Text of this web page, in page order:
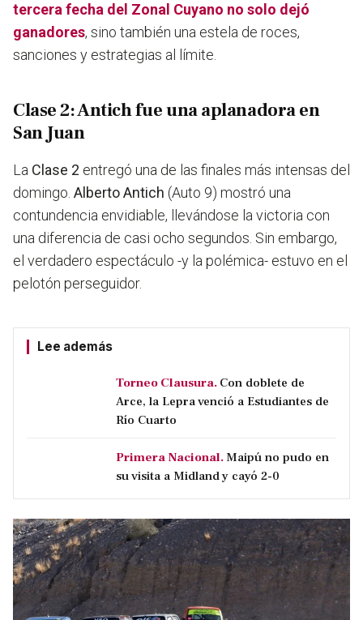
tercera fecha del Zonal Cuyano no solo dejó
ganadores, sino también una estela de roces,
sanciones y estrategias al límite.
Clase 2: Antich fue una aplanadora en
San Juan
La Clase 2 entregó una de las finales más intensas del
domingo. Alberto Antich (Auto 9) mostró una
contundencia envidiable, llevándose la victoria con
una diferencia de casi ocho segundos. Sin embargo,
el verdadero espectáculo -y la polémica- estuvo en el
pelotón perseguidor.
Lee además
Torneo Clausura. Con doblete de
Arce, la Lepra venció a Estudiantes de
Río Cuarto
Primera Nacional. Maipú no pudo en
su visita a Midland y cayó 2-0